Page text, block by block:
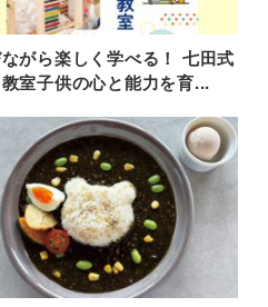
がら楽しく学べる！ 七田式
室子供の心と能力を育...